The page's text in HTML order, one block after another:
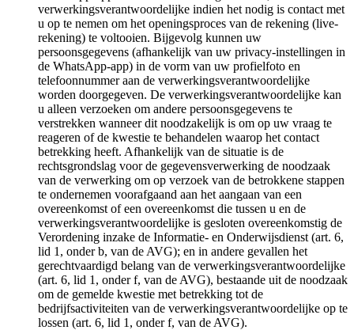
verwerkingsverantwoordelijke indien het nodig is contact met
u op te nemen om het openingsproces van de rekening (live-
rekening) te voltooien. Bijgevolg kunnen uw
persoonsgegevens (afhankelijk van uw privacy-instellingen in
de WhatsApp-app) in de vorm van uw profielfoto en
telefoonnummer aan de verwerkingsverantwoordelijke
worden doorgegeven. De verwerkingsverantwoordelijke kan
u alleen verzoeken om andere persoonsgegevens te
verstrekken wanneer dit noodzakelijk is om op uw vraag te
reageren of de kwestie te behandelen waarop het contact
betrekking heeft. Afhankelijk van de situatie is de
rechtsgrondslag voor de gegevensverwerking de noodzaak
van de verwerking om op verzoek van de betrokkene stappen
te ondernemen voorafgaand aan het aangaan van een
overeenkomst of een overeenkomst die tussen u en de
verwerkingsverantwoordelijke is gesloten overeenkomstig de
Verordening inzake de Informatie- en Onderwijsdienst (art. 6,
lid 1, onder b, van de AVG); en in andere gevallen het
gerechtvaardigd belang van de verwerkingsverantwoordelijke
(art. 6, lid 1, onder f, van de AVG), bestaande uit de noodzaak
om de gemelde kwestie met betrekking tot de
bedrijfsactiviteiten van de verwerkingsverantwoordelijke op te
lossen (art. 6, lid 1, onder f, van de AVG).